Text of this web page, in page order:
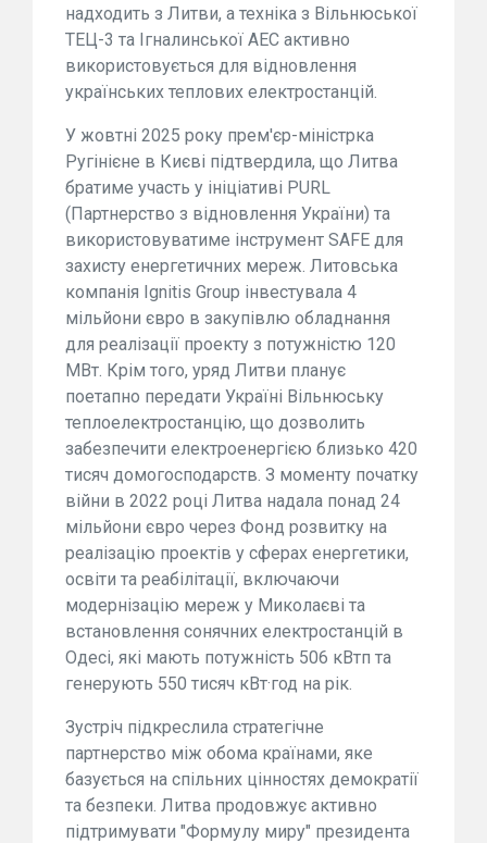
надходить з Литви, а техніка з Вільнюської
ТЕЦ-3 та Ігналинської АЕС активно
використовується для відновлення
українських теплових електростанцій.
У жовтні 2025 року прем'єр-міністрка
Ругінієне в Києві підтвердила, що Литва
братиме участь у ініціативі PURL
(Партнерство з відновлення України) та
використовуватиме інструмент SAFE для
захисту енергетичних мереж. Литовська
компанія Ignitis Group інвестувала 4
мільйони євро в закупівлю обладнання
для реалізації проекту з потужністю 120
МВт. Крім того, уряд Литви планує
поетапно передати Україні Вільнюську
теплоелектростанцію, що дозволить
забезпечити електроенергією близько 420
тисяч домогосподарств. З моменту початку
війни в 2022 році Литва надала понад 24
мільйони євро через Фонд розвитку на
реалізацію проектів у сферах енергетики,
освіти та реабілітації, включаючи
модернізацію мереж у Миколаєві та
встановлення сонячних електростанцій в
Одесі, які мають потужність 506 кВтп та
генерують 550 тисяч кВт·год на рік.
Зустріч підкреслила стратегічне
партнерство між обома країнами, яке
базується на спільних цінностях демократії
та безпеки. Литва продовжує активно
підтримувати "Формулу миру" президента